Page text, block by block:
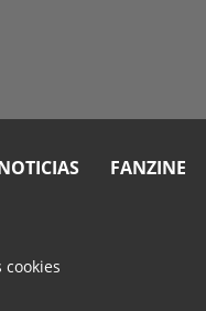
FANZINE